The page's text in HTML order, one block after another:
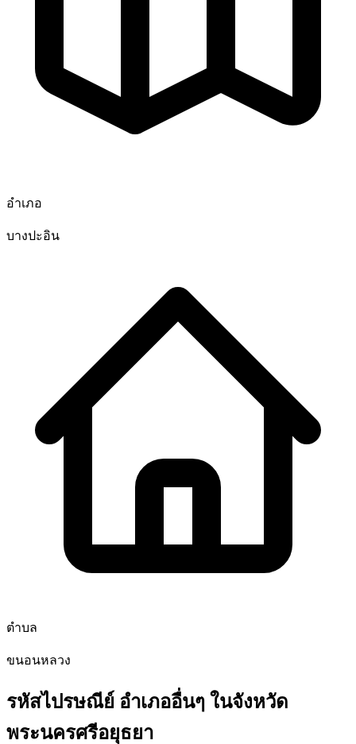
อำเภอ
บางปะอิน
ตำบล
ขนอนหลวง
รหัสไปรษณีย์ อำเภออื่นๆ ในจังหวัด
พระนครศรีอยุธยา